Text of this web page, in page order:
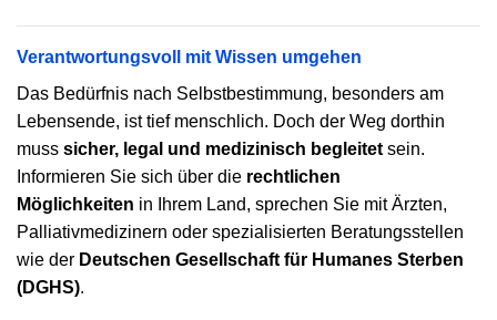
Verantwortungsvoll mit Wissen umgehen
Das Bedürfnis nach Selbstbestimmung, besonders am
Lebensende, ist tief menschlich. Doch der Weg dorthin
muss sicher, legal und medizinisch begleitet sein.
Informieren Sie sich über die rechtlichen
Möglichkeiten in Ihrem Land, sprechen Sie mit Ärzten,
Palliativmedizinern oder spezialisierten Beratungsstellen
wie der Deutschen Gesellschaft für Humanes Sterben
(DGHS).